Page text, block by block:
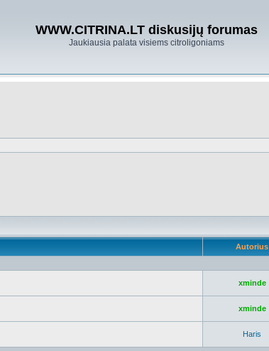
WWW.CITRINA.LT diskusijų forumas
Jaukiausia palata visiems citroligoniams
Autorius
xminde
xminde
Haris